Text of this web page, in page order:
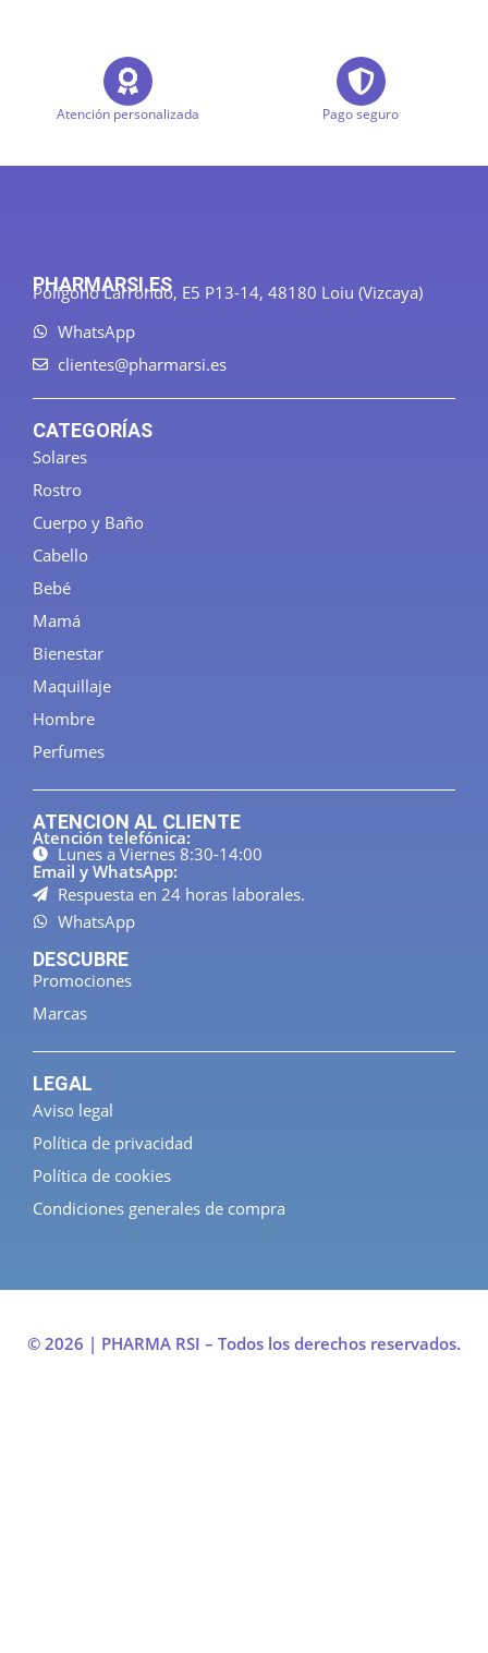
Atención personalizada Pago seguro
PHARMARSI.ES
Polígono Larrondo, E5 P13-14, 48180 Loiu (Vizcaya)
WhatsApp
clientes@pharmarsi.es
CATEGORÍAS
Solares
Rostro
Cuerpo y Baño
Cabello
Bebé
Mamá
Bienestar
Maquillaje
Hombre
Perfumes
ATENCION AL CLIENTE
Atención telefónica:
Lunes a Viernes 8:30-14:00
Email y WhatsApp:
Respuesta en 24 horas laborales.
WhatsApp
DESCUBRE
Promociones
Marcas
LEGAL
Aviso legal
Política de privacidad
Política de cookies
Condiciones generales de compra
© 2026 | PHARMA RSI – Todos los derechos reservados.